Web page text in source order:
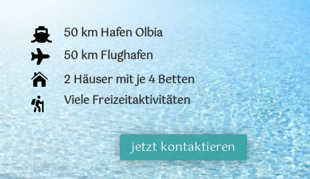
 50 km Hafen Olbia
 50 km Flughafen
 2 Häuser mit je 4 Betten
 Viele Freizeitaktivitäten
jetzt kontaktieren